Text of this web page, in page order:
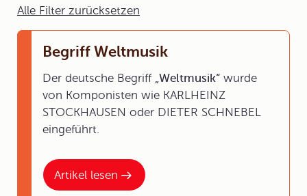
Alle Filter zurücksetzen
Artikel lesen
Begriff Weltmusik
Der deutsche Begriff „Weltmusik“ wurde
von Komponisten wie KARLHEINZ
STOCKHAUSEN oder DIETER SCHNEBEL
eingeführt.